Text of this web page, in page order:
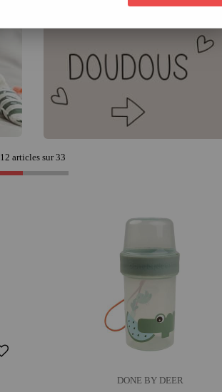
12 articles sur 33
DONE BY DEER